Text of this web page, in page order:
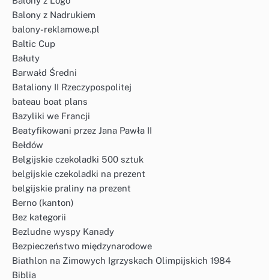
Balony z Nadrukiem
balony-reklamowe.pl
Baltic Cup
Bałuty
Barwałd Średni
Bataliony II Rzeczypospolitej
bateau boat plans
Bazyliki we Francji
Beatyfikowani przez Jana Pawła II
Bełdów
Belgijskie czekoladki 500 sztuk
belgijskie czekoladki na prezent
belgijskie praliny na prezent
Berno (kanton)
Bez kategorii
Bezludne wyspy Kanady
Bezpieczeństwo międzynarodowe
Biathlon na Zimowych Igrzyskach Olimpijskich 1984
Biblia